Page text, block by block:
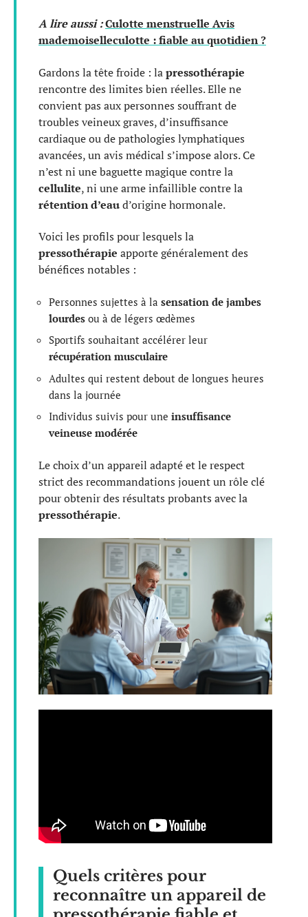
A lire aussi :Culotte menstruelle Avis
mademoiselleculotte : fiable au quotidien ?
Gardons la tête froide : lapressothérapie
rencontre des limites bien réelles. Elle ne
convient pas aux personnes souffrant de
troubles veineux graves, d’insuffisance
cardiaque ou de pathologies lymphatiques
avancées, un avis médical s’impose alors. Ce
n’est ni une baguette magique contre la
cellulite, ni une arme infaillible contre la
rétention d’eaud’origine hormonale.
Voici les profils pour lesquels la
pressothérapie apporte généralement des
bénéfices notables :
Personnes sujettes à la sensation de jambes
lourdes ou à de légers œdèmes
Sportifs souhaitant accélérer leur
récupération musculaire
Adultes qui restent debout de longues heures
dans la journée
Individus suivis pour une insuffisance
veineuse modérée
Le choix d’un appareil adapté et le respect
strict des recommandations jouent un rôle clé
pour obtenir des résultats probants avec la
pressothérapie.
Quels critères pour
reconnaître un appareil de